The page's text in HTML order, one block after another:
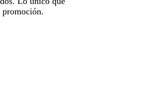
promoción.